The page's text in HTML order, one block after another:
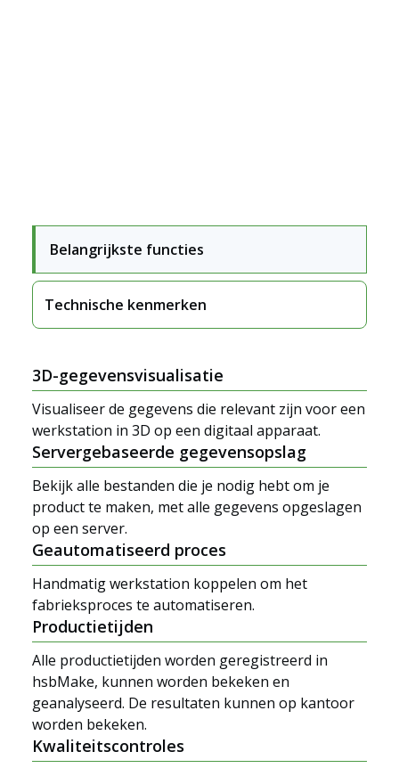
Belangrijkste functies
Technische kenmerken
3D-gegevensvisualisatie
Visualiseer de gegevens die relevant zijn voor een
werkstation in 3D op een digitaal apparaat.
Servergebaseerde gegevensopslag
Bekijk alle bestanden die je nodig hebt om je
product te maken, met alle gegevens opgeslagen
op een server.
Geautomatiseerd proces
Handmatig werkstation koppelen om het
fabrieksproces te automatiseren.
Productietijden
Alle productietijden worden geregistreerd in
hsbMake, kunnen worden bekeken en
geanalyseerd. De resultaten kunnen op kantoor
worden bekeken.
Kwaliteitscontroles